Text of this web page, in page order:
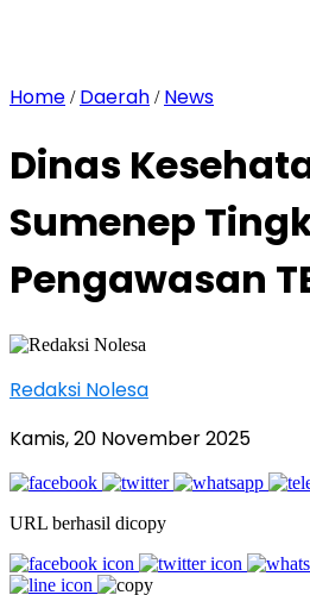
Home / Daerah / News
Dinas
Sumenep
Pengawasan
Redaksi Nolesa
Kamis, 20 November 2025
URL berhasil dicopy